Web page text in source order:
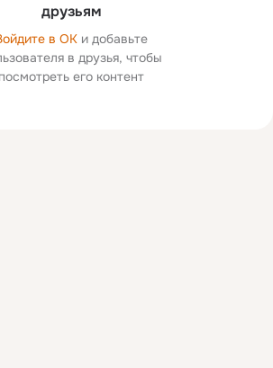
друзьям
в ОК и добавьте
в друзья, чтобы
посмотреть его контент